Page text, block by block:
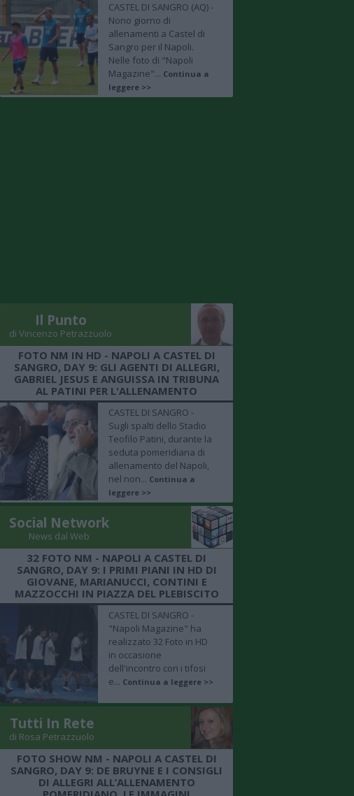
CASTEL DI SANGRO (AQ) -
Nono giorno di
allenamenti a Castel di
Sangro per il Napoli.
Nelle foto di "Napoli
Magazine"... Continua a
leggere >>
Il Punto
di Vincenzo Petrazzuolo
FOTO NM IN HD - NAPOLI A CASTEL DI
SANGRO, DAY 9: GLI AGENTI DI ALLEGRI,
GABRIEL JESUS E ANGUISSA IN TRIBUNA
AL PATINI PER L'ALLENAMENTO
CASTEL DI SANGRO -
Sugli spalti dello Stadio
Teofilo Patini, durante la
seduta pomeridiana di
allenamento del Napoli,
nel non... Continua a
leggere >>
Social Network
News dal Web
32 FOTO NM - NAPOLI A CASTEL DI
SANGRO, DAY 9: I PRIMI PIANI IN HD DI
GIOVANE, MARIANUCCI, CONTINI E
MAZZOCCHI IN PIAZZA DEL PLEBISCITO
CASTEL DI SANGRO -
"Napoli Magazine" ha
realizzato 32 Foto in HD
in occasione
dell'incontro con i tifosi
e... Continua a leggere >>
Tutti In Rete
di Rosa Petrazzuolo
FOTO SHOW NM - NAPOLI A CASTEL DI
SANGRO, DAY 9: DE BRUYNE E I CONSIGLI
DI ALLEGRI ALL’ALLENAMENTO